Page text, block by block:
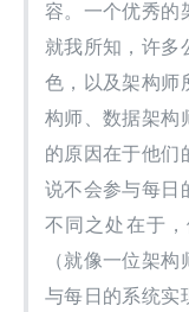
容。一个优秀的
就我所知，许多
色，以及架构师
构师、数据架构
的原因在于他们
说不会参与每日
不同之处在于
（就像一位架
与每日的系统实